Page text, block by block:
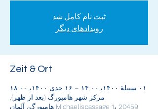
ثبت نام کامل شد
رویدادهای دیگر
Zeit & Ort
۰۱ سنبلهٔ ۱۴۰۰، ۱۴:۰۰ – ۱۶ جدی ۱۴۰۰، ۱۸:۰۰
مرکز شهر هامبورگ (بعد از ظهر),
Michaelispassage 1، 20459 هامبورگ، آلمان